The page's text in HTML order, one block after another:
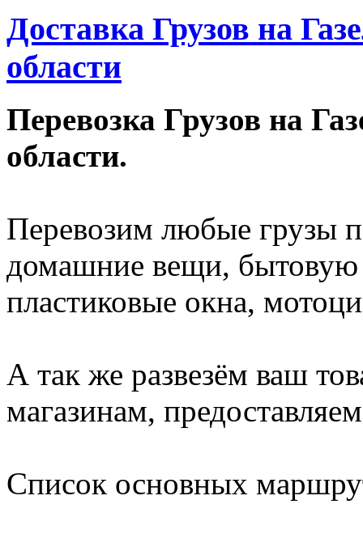
Доставка Грузов на
области
Перевозка Грузов на
области.
Перевозим любые грузы
домашние вещи, бытовую
пластиковые окна,
А так же развезём ваш
магазинам,
Список основных